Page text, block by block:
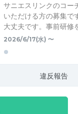
サニエスリンクのコー
いただける方の募集で
大丈夫です。事前研修
2026/6/17(水) 〜
違反報告